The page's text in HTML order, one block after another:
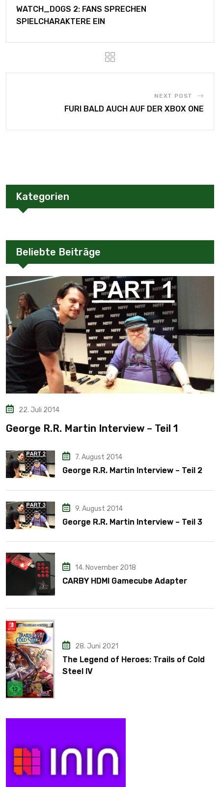
WATCH_DOGS 2: FANS SPRECHEN
SPIELCHARAKTERE EIN
NEXT POST
FURI BALD AUCH AUF DER XBOX ONE
Kategorien
Beliebte Beiträge
22. Juli 2014
George R.R. Martin Interview – Teil 1
7. August 2014
George R.R. Martin Interview – Teil 2
9. August 2014
George R.R. Martin Interview – Teil 3
14. November 2018
CARBY HDMI Gamecube Adapter
28. Juni 2021
The Legend of Heroes: Trails of Cold
Steel IV